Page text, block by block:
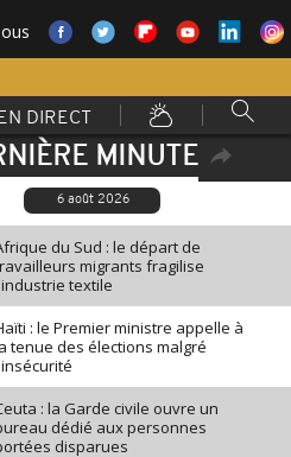
EN DIRECT
MINUTE
6 août 2026
du Sud : le départ de
migrants fragilise
textile
: le Premier ministre appelle à
tenue des élections malgré
: la Garde civile ouvre un
dédié aux personnes
disparues